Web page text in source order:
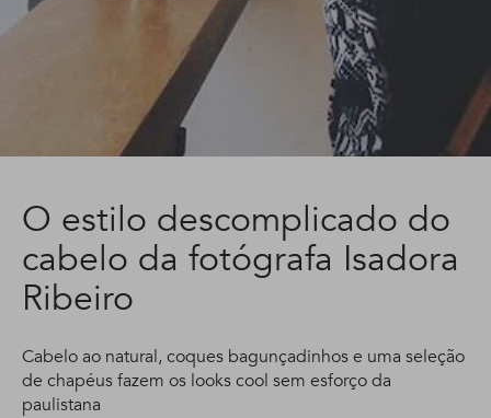
O estilo descomplicado do
cabelo da fotógrafa Isadora
Ribeiro
Cabelo ao natural, coques bagunçadinhos e uma seleção
de chapéus fazem os looks cool sem esforço da
paulistana